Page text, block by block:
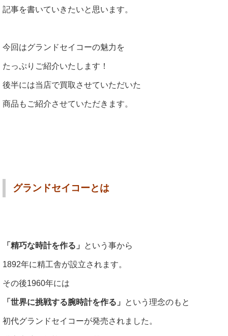
記事を書いていきたいと思います。
今回はグランドセイコーの魅力を
たっぷりご紹介いたします！
後半には当店で買取させていただいた
商品もご紹介させていただきます。
グランドセイコーとは
「精巧な時計を作る」 という事から
1892年に精工舎が設立されます。
その後1960年には
「世界に挑戦する腕時計を作る」 という理念のもと
初代グランドセイコーが発売されました。